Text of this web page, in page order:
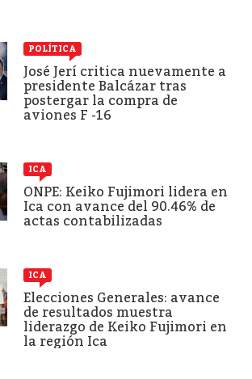
POLÍTICA
José Jerí critica nuevamente a
presidente Balcázar tras
postergar la compra de
aviones F -16
ICA
ONPE: Keiko Fujimori lidera en
Ica con avance del 90.46% de
actas contabilizadas
ICA
Elecciones Generales: avance
de resultados muestra
liderazgo de Keiko Fujimori en
la región Ica